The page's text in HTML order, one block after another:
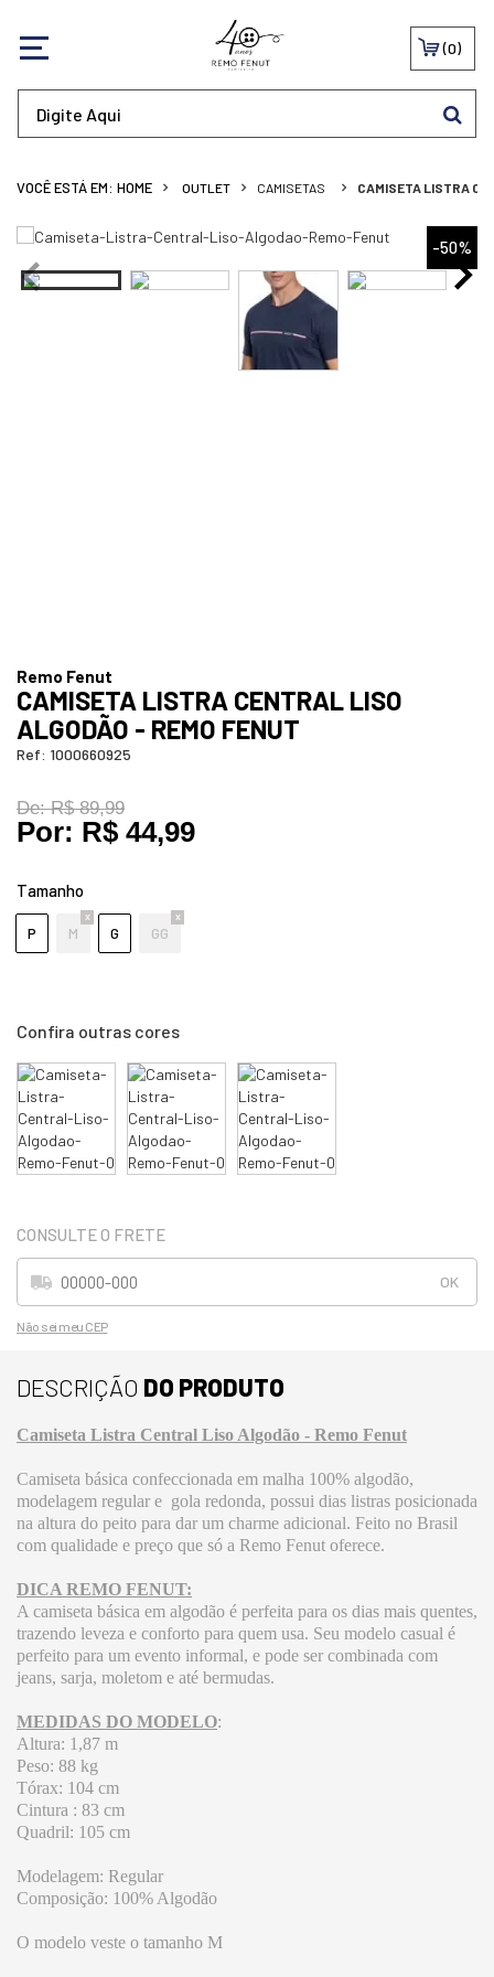
0
OUTLET CAMISETAS CAMISETA LISTRA
-50%
Remo Fenut
CAMISETA LISTRA CENTRAL LISO
ALGODÃO - REMO FENUT
Ref: 1000660925
De:R$ 89,99
Por: R$ 44,99
Tamanho
P M G GG
Não sei meu CEP
DESCRIÇÃO DO PRODUTO
Camiseta Listra Central Liso Algodão - Remo Fenut
Camiseta básica confeccionada em malha 100% algodão,
modelagem regular e gola redonda, possui dias listras posicionada
na altura do peito para dar um charme adicional. Feito no Brasil
com qualidade e preço que só a Remo Fenut oferece.
DICA REMO FENUT:
A camiseta básica em algodão é perfeita para os dias mais quentes,
trazendo leveza e conforto para quem usa. Seu modelo casual é
perfeito para um evento informal, e pode ser combinada com
jeans, sarja, moletom e até bermudas.
MEDIDAS DO MODELO:
Altura: 1,87 m
Peso: 88 kg
Tórax: 104 cm
Cintura : 83 cm
Quadril: 105 cm
Modelagem: Regular
Composição: 100% Algodão
O modelo veste o tamanho M